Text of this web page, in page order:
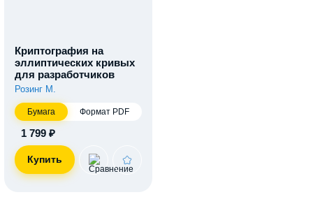
Криптография на
эллиптических кривых
для разработчиков
Розинг М.
Бумага Формат PDF
1 799 ₽